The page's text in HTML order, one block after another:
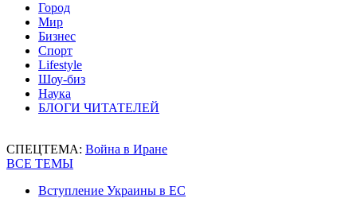
Город
Мир
Бизнес
Спорт
Lifestyle
Шоу-биз
Наука
БЛОГИ ЧИТАТЕЛЕЙ
СПЕЦТЕМА: Война в Иране
ВСЕ ТЕМЫ
Вступление Украины в ЕС